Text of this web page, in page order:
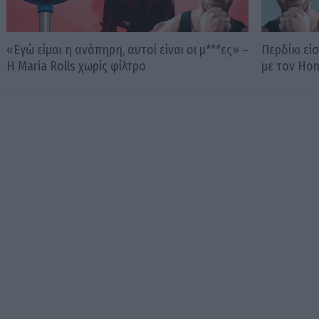
«Εγώ είμαι η ανάπηρη, αυτοί είναι οι μ***ες» –
Η Maria Rolls χωρίς φίλτρο
Περδίκι
με τον